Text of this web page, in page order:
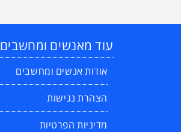
עוד מאנשים ומחשבים
אודות אנשים ומחשבים
הצהרת נגישות
מדיניות הפרטיות